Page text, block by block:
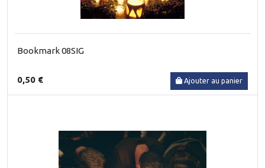
Bookmark 08SIG
0,50 € Ajouter au panier